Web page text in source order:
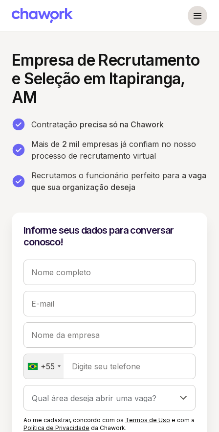
Empresa de Recrutamento
e Seleção em Itapiranga,
AM
Contratação precisa só na Chawork
Mais de 2 mil empresas já confiam no nosso
processo de recrutamento virtual
Recrutamos o funcionário perfeito para a vaga
que sua organização deseja
Informe seus dados para conversar
conosco!
Nome completo
E-mail
Nome da empresa
+55 Digite seu telefone
Ao me cadastrar, concordo com os Termos de Uso e com a
Política de Privacidade da Chawork.